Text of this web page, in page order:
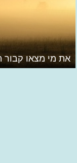
את מי מצאו קבור